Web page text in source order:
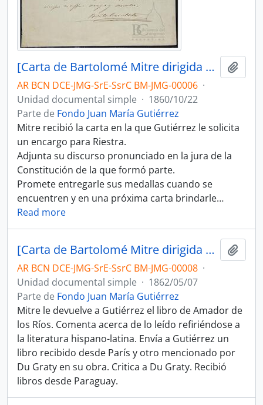
[Carta de Bartolomé Mitre dirigida a Juan María Gutiérrez]
AR BCN DCE-JMG-SrE-SsrC BM-JMG-00006 ·
Unidad documental simple · 1860/10/22
Parte de Fondo Juan María Gutiérrez
Mitre recibió la carta en la que Gutiérrez le solicita
un encargo para Riestra.
Adjunta su discurso pronunciado en la jura de la
Constitución de la que formó parte.
Promete entregarle sus medallas cuando se
encuentren y en una próxima carta brindarle…
Read more
[Carta de Bartolomé Mitre dirigida a Juan María Gutiérrez]
AR BCN DCE-JMG-SrE-SsrC BM-JMG-00008 ·
Unidad documental simple · 1862/05/07
Parte de Fondo Juan María Gutiérrez
Mitre le devuelve a Gutiérrez el libro de Amador de
los Ríos. Comenta acerca de lo leído refiriéndose a
la literatura hispano-latina. Envía a Gutiérrez un
libro recibido desde París y otro mencionado por
Du Graty en su obra. Critica a Du Graty. Recibió
libros desde Paraguay.